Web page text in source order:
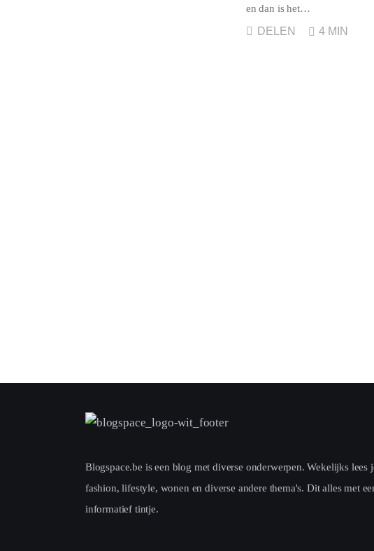
en dan is het…
DELEN 4 MIN
Blogspace.be is een blog met diverse onderwerpen. Wekelijks lees
fashion, lifestyle, wonen en diverse andere thema's. Dit alles met
informatief tintje.